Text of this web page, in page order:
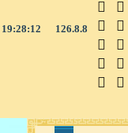
19:28:13 126.8.8